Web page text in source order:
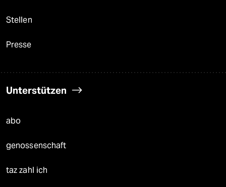
Stellen
Presse
Unterstützen
abo
genossenschaft
taz zahl ich